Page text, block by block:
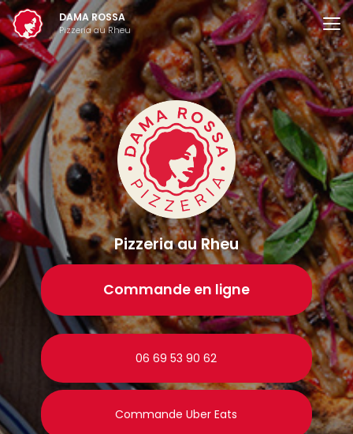
Aller
au
contenu
principal
DAMA ROSSA
Pizzeria au Rheu
Pizzeria au Rheu
Commande en ligne
06 69 53 90 62
Commande Uber Eats